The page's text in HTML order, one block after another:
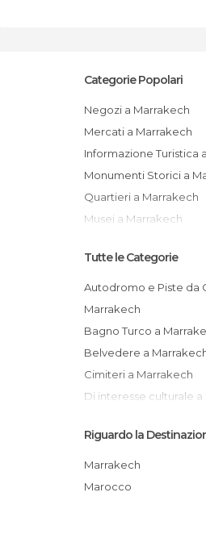
Categorie Popolari
Negozi a Marrakech
Mercati a Marrakech
Informazione Turistica
Monumenti Storici a
Quartieri a Marrakech
Musei a Marrakech
Tutte le Categorie
Autodromo e Piste da Corsa a
Marrakech
Bagno Turco a
Belvedere a
Cimiteri a Marrakech
Di interesse culturale
Giardini a Marrakech
Informazione Turistica
Laghi a Marrakech
Riguardo la
Marrakech
Marocco